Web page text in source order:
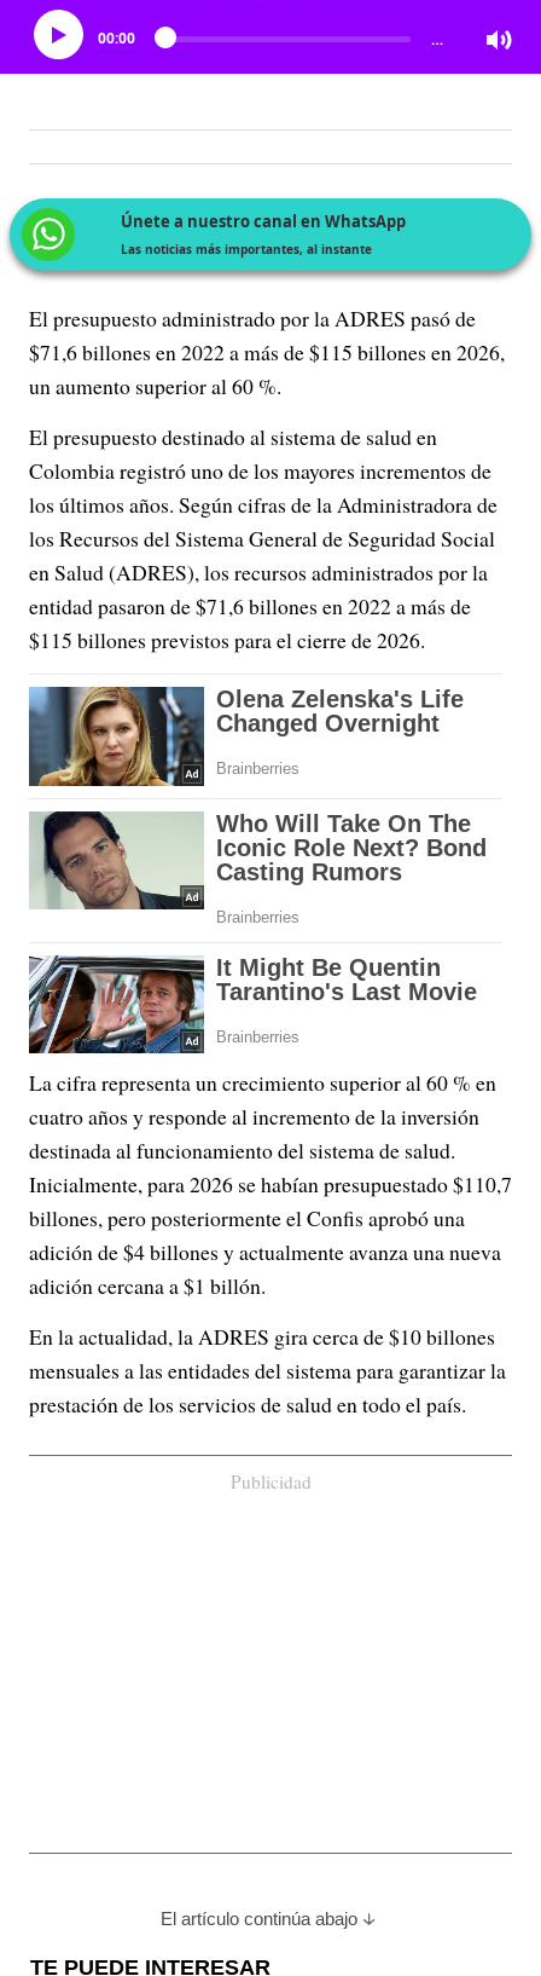
00:00 …
Únete a nuestro canal en WhatsApp
Las noticias más importantes, al instante
El presupuesto administrado por la ADRES pasó de
$71,6 billones en 2022 a más de $115 billones en 2026,
un aumento superior al 60 %.
El presupuesto destinado al sistema de salud en
Colombia registró uno de los mayores incrementos de
los últimos años. Según cifras de la Administradora de
los Recursos del Sistema General de Seguridad Social
en Salud (ADRES), los recursos administrados por la
entidad pasaron de $71,6 billones en 2022 a más de
$115 billones previstos para el cierre de 2026.
La cifra representa un crecimiento superior al 60 % en
cuatro años y responde al incremento de la inversión
destinada al funcionamiento del sistema de salud.
Inicialmente, para 2026 se habían presupuestado $110,7
billones, pero posteriormente el Confis aprobó una
adición de $4 billones y actualmente avanza una nueva
adición cercana a $1 billón.
En la actualidad, la ADRES gira cerca de $10 billones
mensuales a las entidades del sistema para garantizar la
prestación de los servicios de salud en todo el país.
Publicidad
El artículo continúa abajo
TE PUEDE INTERESAR